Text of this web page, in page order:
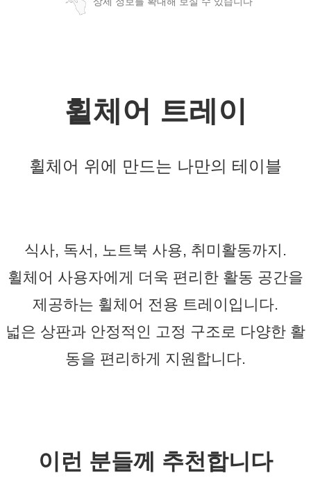
휠체어 트레이
휠체어 위에 만드는 나만의 테이블
식사, 독서, 노트북 사용, 취미활동까지.
휠체어 사용자에게 더욱 편리한 활동 공간을
제공하는 휠체어 전용 트레이입니다.
넓은 상판과 안정적인 고정 구조로 다양한 활
동을 편리하게 지원합니다.
이런 분들께 추천합니다